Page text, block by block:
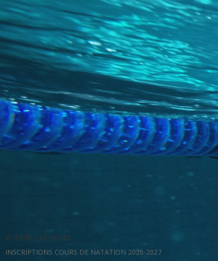
Articles récents
INSCRIPTIONS COURS DE NATATION 2026-2027